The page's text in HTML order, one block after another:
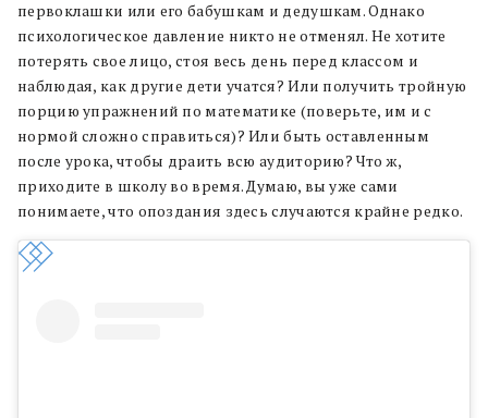
первоклашки или его бабушкам и дедушкам. Однако
психологическое давление никто не отменял. Не хотите
потерять свое лицо, стоя весь день перед классом и
наблюдая, как другие дети учатся? Или получить тройную
порцию упражнений по математике (поверьте, им и с
нормой сложно справиться)? Или быть оставленным
после урока, чтобы драить всю аудиторию? Что ж,
приходите в школу во время. Думаю, вы уже сами
понимаете, что опоздания здесь случаются крайне редко.